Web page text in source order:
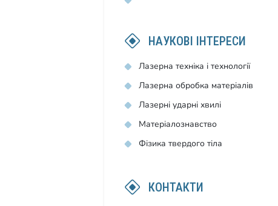
НАУКОВІ ІНТЕРЕСИ
Лазерна техніка і технології
Лазерна обробка матеріалів
Лазерні ударні хвилі
Матеріалознавство
Фізика твердого тіла
КОНТАКТИ